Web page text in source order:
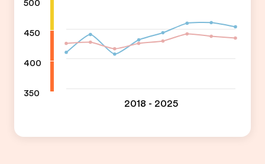
500
450
400
350
2018 - 2025